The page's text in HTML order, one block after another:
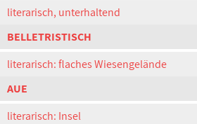
literarisch, unterhaltend
BELLETRISTISCH
literarisch: flaches Wiesengelände
AUE
literarisch: Insel